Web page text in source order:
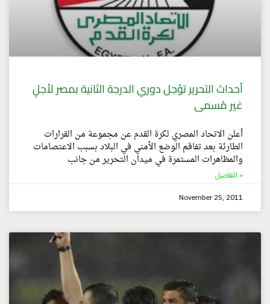
أحداث التحرير تؤجل دوري الدرجة الثانية بمصر لأجلٍ
غير مُسمى
أعلن الاتحاد المصري لكرة القدم عن مجموعة من القرارات
الطارئة بعد تفاقم الوضع الأمني في البلاد بسبب الاعتصامات
والمظاهرات المستمرة في ميدان التحرير من جانب
التفاصيل »
November 25, 2011